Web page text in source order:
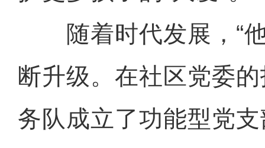
随着时代发展，“他
断升级。在社区党委
务队成立了功能型党